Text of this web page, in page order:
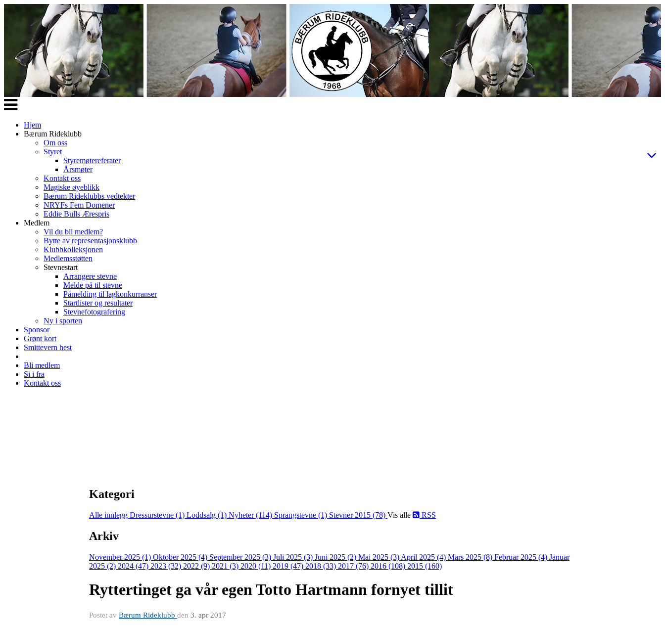
Veksle
navigasjon
Hjem
Bærum Rideklubb
Om oss
Styret
Styremøtereferater
Årsmøter
Kontakt oss
Magiske øyeblikk
Bærum Rideklubbs vedtekter
NRYFs Fem Domener
Eddie Bulls Ærespris
Medlem
Vil du bli medlem?
Bytte av representasjonsklubb
Klubbkolleksjonen
Medlemsstøtten
Stevnestart
Arrangere stevne
Melde på til stevne
Påmelding til lagkonkurranser
Startlister og resultater
Stevnefotografering
Ny i sporten
Sponsor
Grønt kort
Smittevern hest
Bli medlem
Si i fra
Kontakt oss
Kategori
Alle innlegg Dressurstevne (1) Loddsalg (1) Nyheter (114) Sprangstevne (1) Stevner 2015 (78) Vis alle RSS
Arkiv
November 2025 (1) Oktober 2025 (4) September 2025 (3) Juli 2025 (3) Juni 2025 (2) Mai 2025 (3) April 2025 (4) Mars 2025 (8) Februar 2025 (4) Januar
2025 (2) 2024 (47) 2023 (32) 2022 (9) 2021 (3) 2020 (11) 2019 (47) 2018 (33) 2017 (76) 2016 (108) 2015 (160)
Ryttertinget ga vår egen Totto Hartmann fornyet tillit
Postet av Bærum Rideklubb den 3. apr 2017